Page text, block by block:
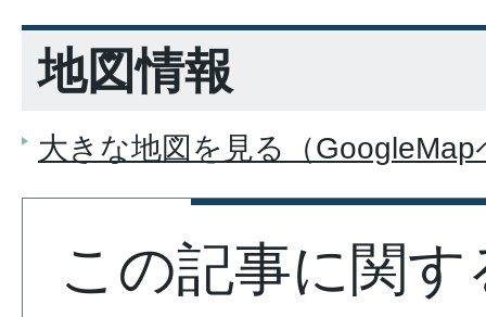
地図情報
大きな地図を見る（GoogleMap
この記事に関